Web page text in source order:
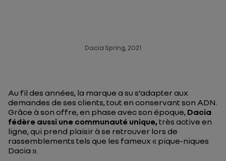
Dacia Spring, 2021
Au fil des années, la marque a su s’adapter aux
demandes de ses clients, tout en conservant son ADN.
Grâce à son offre, en phase avec son époque, Dacia
fédère aussi une communauté unique,très active en
ligne, qui prend plaisir à se retrouver lors de
rassemblements tels que les fameux « pique-niques
Dacia ».